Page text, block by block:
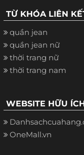
TỪ KHÓA LIÊN
quần jean
quần jean nữ
thời trang nữ
thời trang nam
WEBSITE HỮU
OneMall.vn